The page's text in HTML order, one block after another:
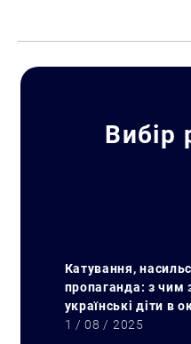
Вибір
Катування,
пропаганда: з чим
українські діти в
1 / 08 / 2025